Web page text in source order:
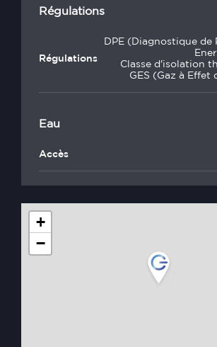
Régulations
Régulations
DPE (Diagnostique de
Classe d'isolation
GES (Gaz à Effet
Eau
Accès
+
−